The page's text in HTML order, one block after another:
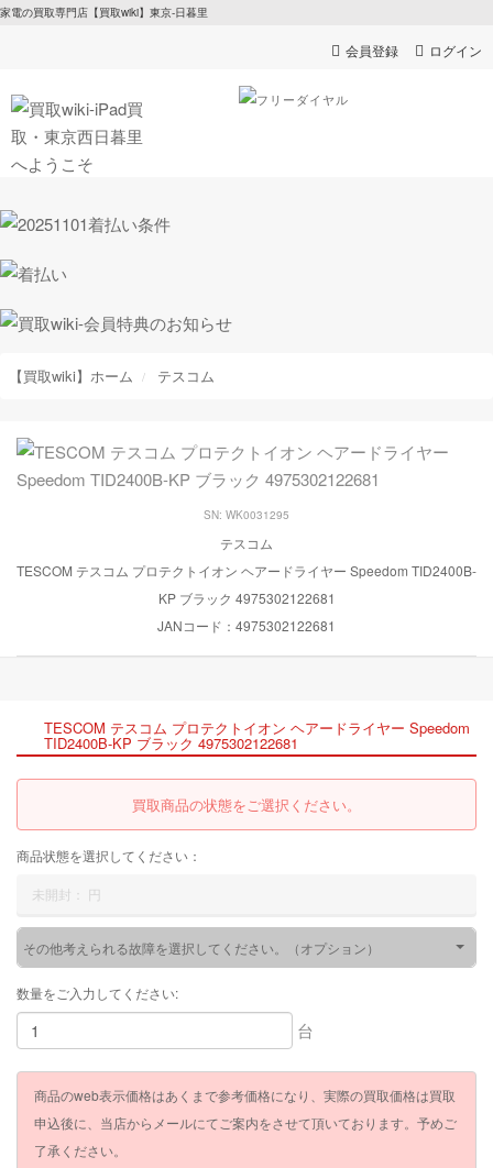
家電の買取専門店【買取wiki】東京-日暮里
会員登録 ログイン
【買取wiki】ホーム テスコム
SN: WK0031295
テスコム
TESCOM テスコム プロテクトイオン ヘアードライヤー Speedom TID2400B-
KP ブラック 4975302122681
JANコード：4975302122681
TESCOM テスコム プロテクトイオン ヘアードライヤー Speedom
TID2400B-KP ブラック 4975302122681
買取商品の状態をご選択ください。
商品状態を選択してください：
未開封： 円
その他考えられる故障を選択してください。（オプション）
数量をご入力してください:
台
商品のweb表示価格はあくまで参考価格になり、実際の買取価格は買取
申込後に、当店からメールにてご案内をさせて頂いております。予めご
了承ください。